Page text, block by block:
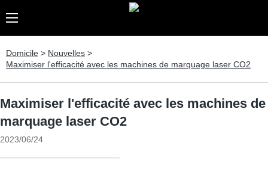
Domicile > Nouvelles >
Maximiser l'efficacité avec les machines de marquage laser CO2
Maximiser l'efficacité avec les machines de
marquage laser CO2
2023/06/24